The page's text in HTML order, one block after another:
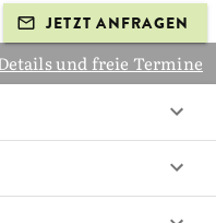
JETZT ANFRAGEN
und freie Termine